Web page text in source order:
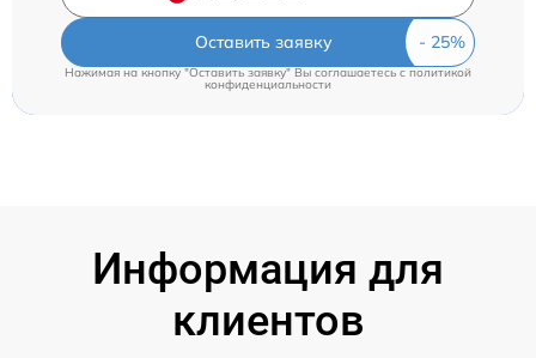
Оставить заявку
Нажимая на кнопку "Оставить заявку" Вы соглашаетесь cполитикой
конфиденциальности
Информация для
клиентов